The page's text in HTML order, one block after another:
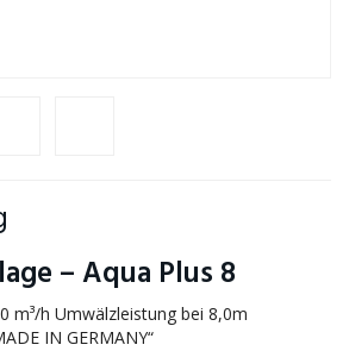
– Aqua Plus 8
m³/h Umwälzleistung bei 8,0m
IN GERMANY“